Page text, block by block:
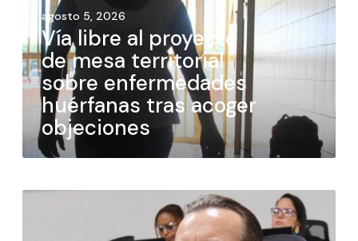
agosto 5, 2026
Vía libre al proyecto
de mesa territorial
sobre enfermedades
huérfanas tras acoger
objeciones